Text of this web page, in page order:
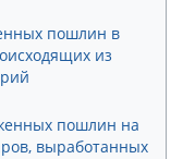
пошлин в
из
пошлин на
выработанных